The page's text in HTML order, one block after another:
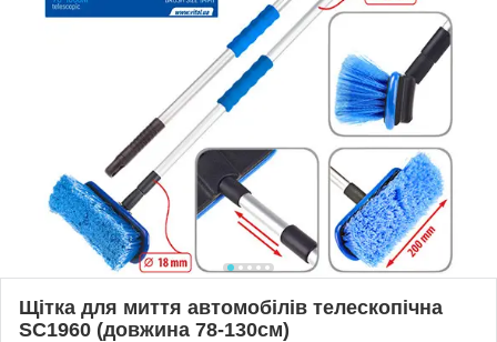
Щітка для миття автомобілів телескопічна
SC1960 (довжина 78-130см)